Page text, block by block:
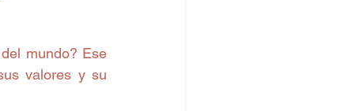
mundo? Ese
valores y su